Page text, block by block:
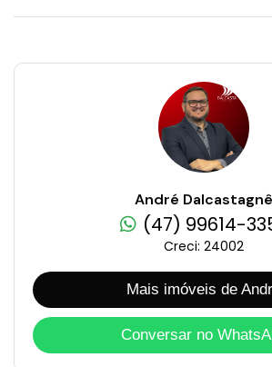
André Dalcastagnê
(47) 99614-
Creci: 24002
Mais imóveis de
Conversar no